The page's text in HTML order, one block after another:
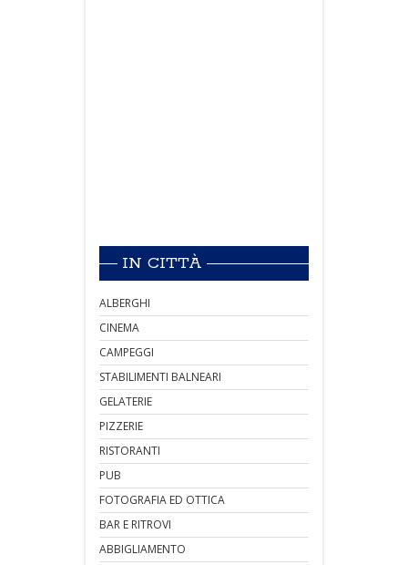
IN CITTÀ
ALBERGHI
CINEMA
CAMPEGGI
STABILIMENTI BALNEARI
GELATERIE
PIZZERIE
RISTORANTI
PUB
FOTOGRAFIA ED OTTICA
BAR E RITROVI
ABBIGLIAMENTO